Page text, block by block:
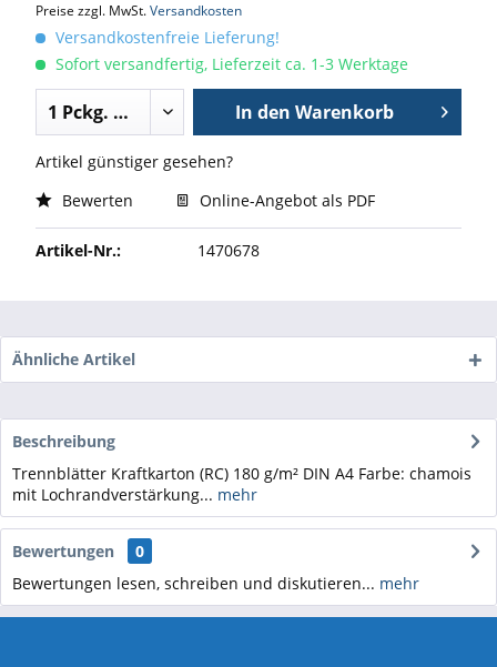
Preise zzgl. MwSt.Versandkosten
Versandkostenfreie Lieferung!
Sofort versandfertig, Lieferzeit ca. 1-3 Werktage
In den Warenkorb
Artikel günstiger gesehen?
Bewerten
Online-Angebot als PDF
Artikel-Nr.: 1470678
Ähnliche Artikel
Beschreibung
Trennblätter Kraftkarton (RC) 180 g/m² DIN A4 Farbe: chamois
mit Lochrandverstärkung... mehr
Bewertungen
0
Bewertungen lesen, schreiben und diskutieren... mehr